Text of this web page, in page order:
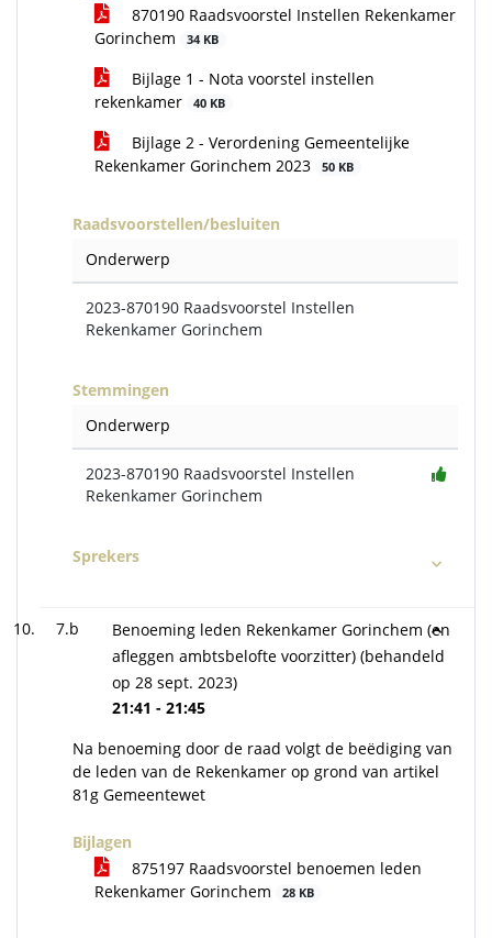
870190 Raadsvoorstel Instellen Rekenkamer
Gorinchem
34 KB
Bijlage 1 - Nota voorstel instellen
rekenkamer
40 KB
Bijlage 2 - Verordening Gemeentelijke
Rekenkamer Gorinchem 2023
50 KB
Raadsvoorstellen/besluiten
Onderwerp
2023-870190 Raadsvoorstel Instellen
Rekenkamer Gorinchem
Stemmingen
Onderwerp
2023-870190 Raadsvoorstel Instellen
Rekenkamer Gorinchem
Sprekers
7.b
Benoeming leden Rekenkamer Gorinchem (en
afleggen ambtsbelofte voorzitter) (behandeld
op 28 sept. 2023)
21:41 - 21:45
Na benoeming door de raad volgt de beëdiging van
de leden van de Rekenkamer op grond van artikel
81g Gemeentewet
Bijlagen
875197 Raadsvoorstel benoemen leden
Rekenkamer Gorinchem
28 KB